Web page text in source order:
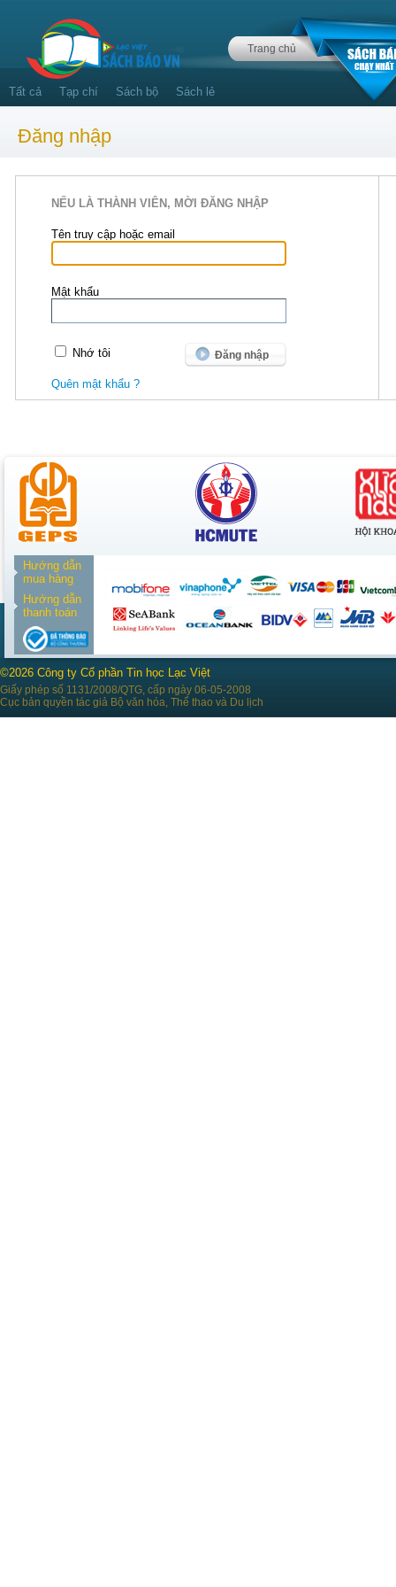
Trang chủ
Tất cả Tạp chí Sách bộ Sách lẻ
Đăng nhập
NẾU LÀ THÀNH VIÊN, MỜI ĐĂNG NHẬP
Tên truy cập hoặc email
Mật khẩu
Nhớ tôi
Quên mật khẩu ?
Hướng dẫn
mua hàng
Hướng dẫn
thanh toán
©2026 Công ty Cổ phần Tin học Lạc Việt
Giấy phép số 1131/2008/QTG, cấp ngày 06-05-2008
Cục bản quyền tác giả Bộ văn hóa, Thể thao và Du lịch